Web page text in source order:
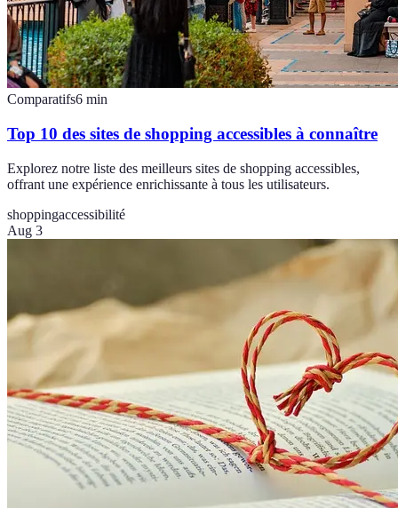
Comparatifs6 min
Top 10 des sites de shopping accessibles à connaître
Explorez notre liste des meilleurs sites de shopping accessibles,
offrant une expérience enrichissante à tous les utilisateurs.
shoppingaccessibilité
Aug 3